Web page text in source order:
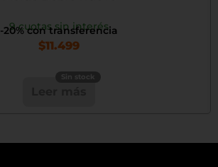
9 cuotas sin interés
-20% con transferencia
$11.499